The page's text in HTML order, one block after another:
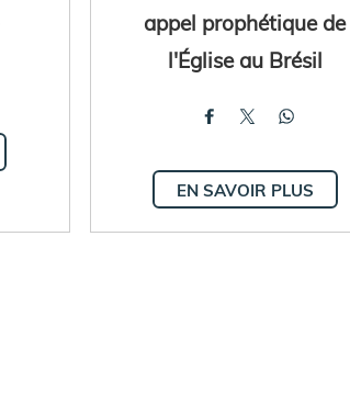
appel prophétique de
l'Église au Brésil
EN SAVOIR PLUS